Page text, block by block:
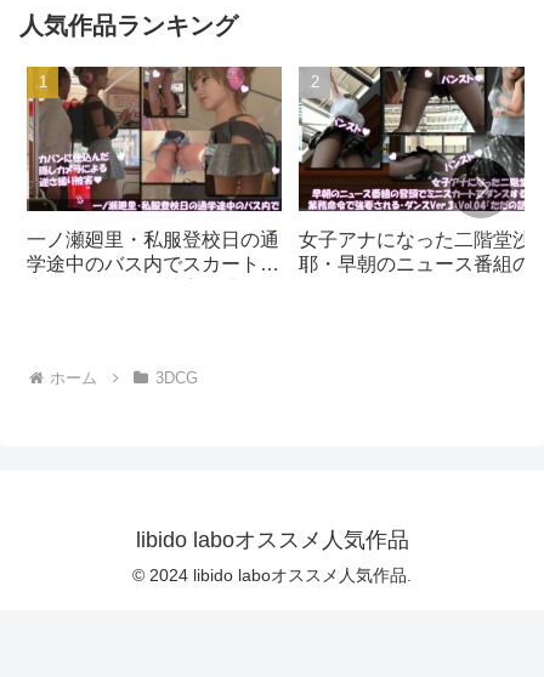
ィ）｜d_734939
人気作品ランキング
一ノ瀬廻里・私服登校日の通
学途中のバス内でスカート内
女子アナになった二階堂沙
耶・早朝のニュース番組の
d_700922
ホーム 3DCG
libido laboオススメ人気作品
© 2024 libido laboオススメ人気作品.